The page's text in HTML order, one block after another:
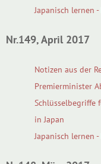
Japanisch lernen
Nr.149, April 2017
Notizen aus der
Premierminister
Schlüsselbegriffe
in Japan
Japanisch lernen